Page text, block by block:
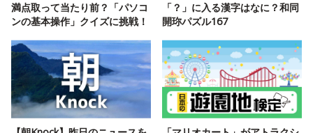
満点取って当たり前？「パソコ
ンの基本操作」クイズに挑戦！
「？」に入る漢字はなに？和同
開珎パズル167